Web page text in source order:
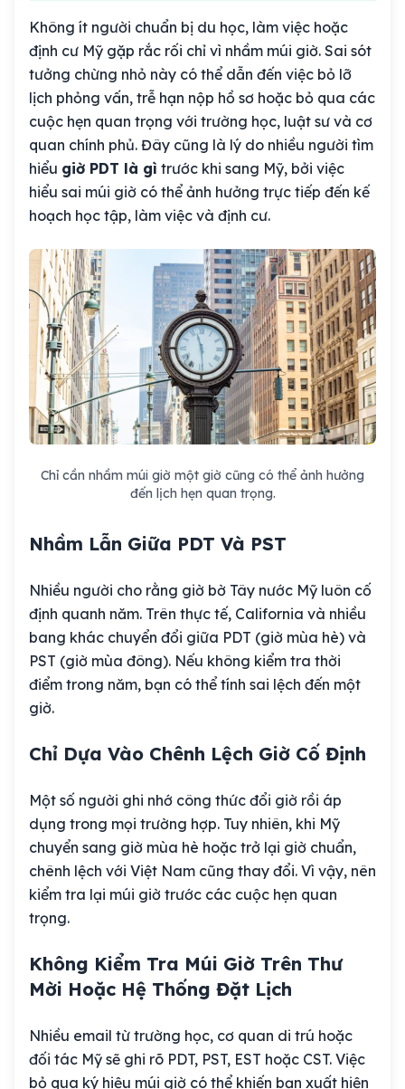
Không ít người chuẩn bị du học, làm việc hoặc
định cư Mỹ gặp rắc rối chỉ vì nhầm múi giờ. Sai sót
tưởng chừng nhỏ này có thể dẫn đến việc bỏ lỡ
lịch phỏng vấn, trễ hạn nộp hồ sơ hoặc bỏ qua các
cuộc hẹn quan trọng với trường học, luật sư và cơ
quan chính phủ. Đây cũng là lý do nhiều người tìm
hiểu giờ PDT là gì trước khi sang Mỹ, bởi việc
hiểu sai múi giờ có thể ảnh hưởng trực tiếp đến kế
hoạch học tập, làm việc và định cư.
Chỉ cần nhầm múi giờ một giờ cũng có thể ảnh hưởng
đến lịch hẹn quan trọng.
Nhầm Lẫn Giữa PDT Và PST
Nhiều người cho rằng giờ bờ Tây nước Mỹ luôn cố
định quanh năm. Trên thực tế, California và nhiều
bang khác chuyển đổi giữa PDT (giờ mùa hè) và
PST (giờ mùa đông). Nếu không kiểm tra thời
điểm trong năm, bạn có thể tính sai lệch đến một
giờ.
Chỉ Dựa Vào Chênh Lệch Giờ Cố Định
Một số người ghi nhớ công thức đổi giờ rồi áp
dụng trong mọi trường hợp. Tuy nhiên, khi Mỹ
chuyển sang giờ mùa hè hoặc trở lại giờ chuẩn,
chênh lệch với Việt Nam cũng thay đổi. Vì vậy, nên
kiểm tra lại múi giờ trước các cuộc hẹn quan
trọng.
Không Kiểm Tra Múi Giờ Trên Thư
Mời Hoặc Hệ Thống Đặt Lịch
Nhiều email từ trường học, cơ quan di trú hoặc
đối tác Mỹ sẽ ghi rõ PDT, PST, EST hoặc CST. Việc
bỏ qua ký hiệu múi giờ có thể khiến bạn xuất hiện